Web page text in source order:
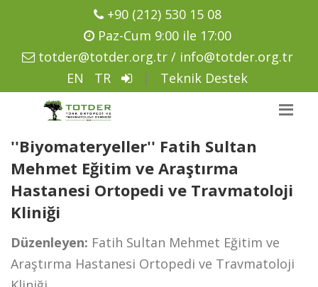
+90 (212) 530 15 08
Paz-Cum 9:00 ile 17:00
totder@totder.org.tr / info@totder.org.tr
EN
TR | Teknik Destek
''Biyomateryeller'' Fatih Sultan
Mehmet Eğitim ve Araştırma
Hastanesi Ortopedi ve Travmatoloji
Kliniği
Düzenleyen: Fatih Sultan Mehmet Eğitim ve
Araştırma Hastanesi Ortopedi ve Travmatoloji